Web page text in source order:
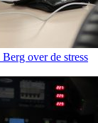
over de stress